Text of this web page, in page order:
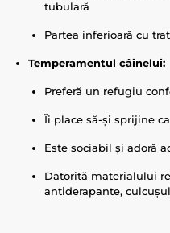
tubulară
Partea inferioară cu
Temperamentul câinelui:
Preferă un refugiu
Îi place să-și sprijine
Este sociabil și adoră
Datorită materialului
antiderapante,